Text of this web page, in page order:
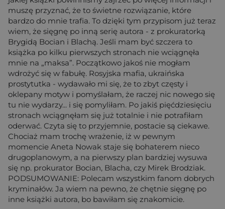
muszę przyznać, że to świetne rozwiązanie, które
bardzo do mnie trafia. To dzięki tym przypisom już teraz
wiem, że sięgnę po inną serię autora - z prokuratorką
Brygidą Bocian i Blachą. Jeśli mam być szczera to
książka po kilku pierwszych stronach nie wciągnęła
mnie na „maksa”. Początkowo jakoś nie mogłam
wdrożyć się w fabułę. Rosyjska mafia, ukraińska
prostytutka - wydawało mi się, że to zbyt częsty i
oklepany motyw i pomyślałam, że raczej nic nowego się
tu nie wydarzy... i się pomyliłam. Po jakiś pięćdziesięciu
stronach wciągnęłam się już totalnie i nie potrafiłam
oderwać. Czyta się to przyjemnie, postacie są ciekawe.
Chociaż mam trochę wrażenie, iż w pewnym
momencie Aneta Nowak staje się bohaterem nieco
drugoplanowym, a na pierwszy plan bardziej wysuwa
się np. prokurator Bocian, Blacha, czy Mirek Brodziak.
PODSUMOWANIE: Polecam wszystkim fanom dobrych
kryminałów. Ja wiem na pewno, że chętnie sięgnę po
inne książki autora, bo bawiłam się znakomicie.